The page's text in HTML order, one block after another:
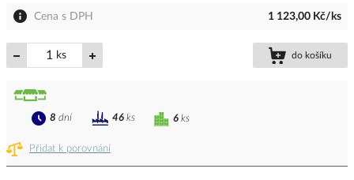
Cena s DPH 1 123,00 Kč/ks
ks do košíku
Přidat k porovnání
6 ks
8 dní 46 ks